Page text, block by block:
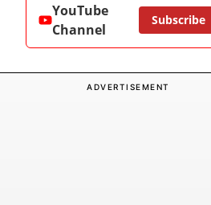
YouTube
Channel
Subscribe
ADVERTISEMENT